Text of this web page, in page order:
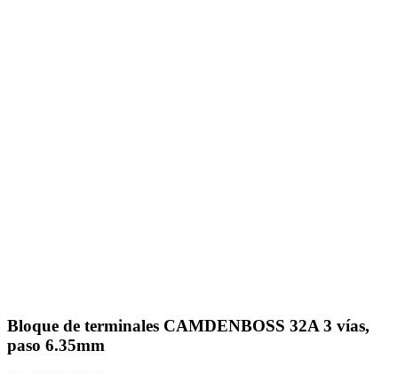
Bloque de terminales CAMDENBOSS 32A 3 vías,
paso 6.35mm